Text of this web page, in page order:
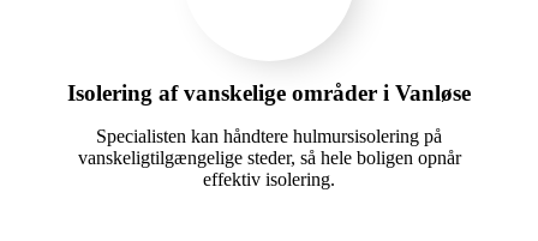
Isolering af vanskelige områder i Vanløse
Specialisten kan håndtere hulmursisolering på
vanskeligtilgængelige steder, så hele boligen opnår
effektiv isolering.